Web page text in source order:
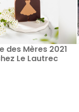
des Mères 2021
Le Lautrec